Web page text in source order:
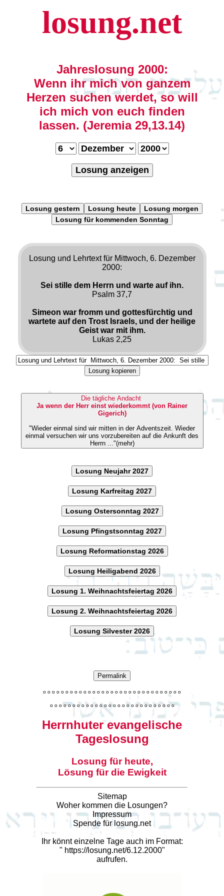
losung.net
Jahreslosung 2000:
Wenn ihr mich von ganzem
Herzen suchen werdet, so will
ich mich von euch finden
lassen. (Jeremia 29,13.14)
Losung anzeigen
Losung gestern Losung heute
Losung morgen
Losung für kommenden Sonntag
Losung und Lehrtext für Mittwoch, 6. Dezember
2000:
Sei stille dem Herrn und warte auf ihn.
Psalm 37,7
Simeon war fromm und gottesfürchtig und
wartete auf den Trost Israels, und der heilige
Geist war mit ihm.
Lukas 2,25
Losung kopieren
Die tägliche Andacht
Ja wenn der Herr einst wiederkommt (von Rainer
Gigerich)
"Wieder einmal sind wir mitten in der Adventszeit. Wieder
einmal versuchen wir uns vorzubereiten auf die Ankunft des
Herrn ..."(mehr)
Losung Neujahr 2027
Losung Karfreitag 2027
Losung Ostersonntag 2027
Losung Pfingstsonntag 2027
Losung Reformationstag 2026
Losung Heiligabend 2026
Losung 1. Weihnachtsfeiertag 2026
Losung 2. Weihnachtsfeiertag 2026
Losung Silvester 2026
Permalink
o o o o o o o o o o o o o o o o o o o o o o o o o o o o o o o
o o o o o o o o o o o o o o o o o o o o o o o o o o o o
Herrnhuter evangelische
Tageslosung
Losung für heute,
Lösung für die Ewigkeit
Sitemap
Woher kommen die Losungen?
Impressum
Spende für losung.net
Ihr könnt einzelne Tage auch im Format:
" https://losung.net/6.12.2000"
aufrufen.